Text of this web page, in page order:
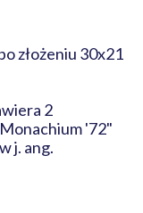
złożeniu 30x21
2
'72"
j. ang.